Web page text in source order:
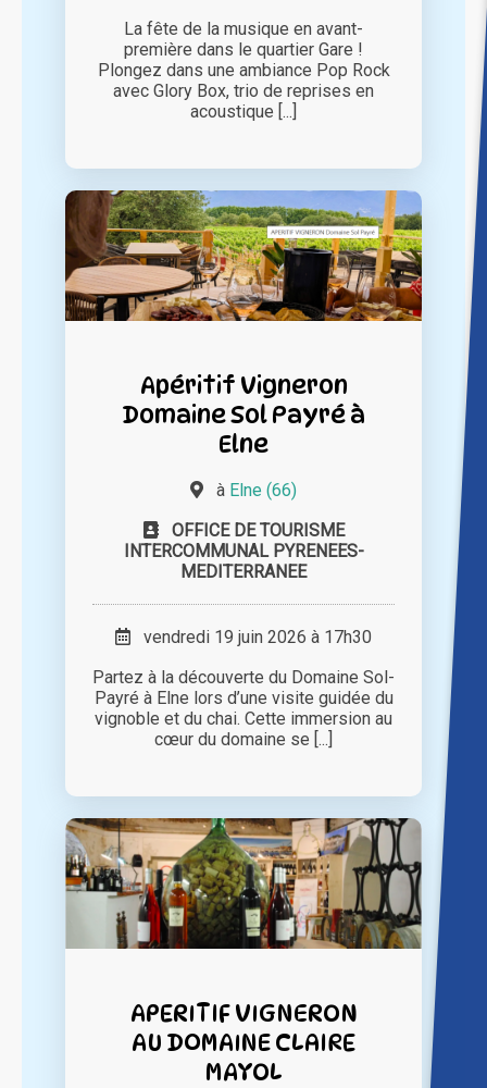
La fête de la musique en avant-
première dans le quartier Gare !
Plongez dans une ambiance Pop Rock
avec Glory Box, trio de reprises en
acoustique [...]
Apéritif Vigneron
Domaine Sol Payré à
Elne
à Elne (66)
OFFICE DE TOURISME
INTERCOMMUNAL PYRENEES-
MEDITERRANEE
vendredi 19 juin 2026 à 17h30
Partez à la découverte du Domaine Sol-
Payré à Elne lors d’une visite guidée du
vignoble et du chai. Cette immersion au
cœur du domaine se [...]
APERITIF VIGNERON
AU DOMAINE CLAIRE
MAYOL